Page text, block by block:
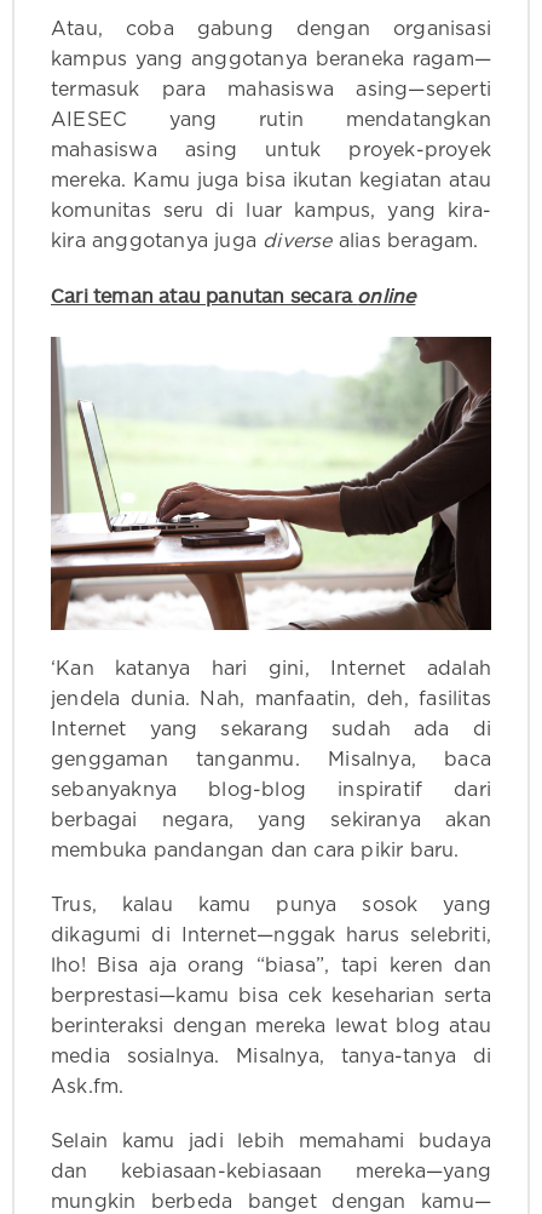
Atau, coba gabung dengan organisasi
kampus yang anggotanya beraneka ragam—
termasuk para mahasiswa asing—seperti
AIESEC yang rutin mendatangkan
mahasiswa asing untuk proyek-proyek
mereka. Kamu juga bisa ikutan kegiatan atau
komunitas seru di luar kampus, yang kira-
kira anggotanya juga diversealias beragam.
Cari teman atau panutan secara online
‘Kan katanya hari gini, Internet adalah
jendela dunia. Nah, manfaatin, deh, fasilitas
Internet yang sekarang sudah ada di
genggaman tanganmu. Misalnya, baca
sebanyaknya blog-blog inspiratif dari
berbagai negara, yang sekiranya akan
membuka pandangan dan cara pikir baru.
Trus, kalau kamu punya sosok yang
dikagumi di Internet—nggak harus selebriti,
lho! Bisa aja orang “biasa”, tapi keren dan
berprestasi—kamu bisa cek keseharian serta
berinteraksi dengan mereka lewat blog atau
media sosialnya. Misalnya, tanya-tanya di
Ask.fm.
Selain kamu jadi lebih memahami budaya
dan kebiasaan-kebiasaan mereka—yang
mungkin berbeda banget dengan kamu—